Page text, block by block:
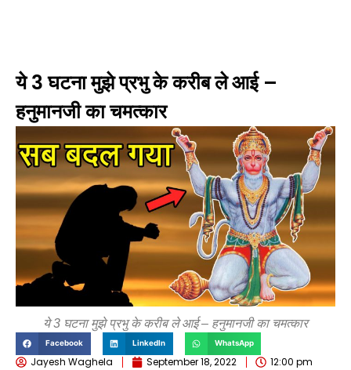
ये 3 घटना मुझे प्रभु के करीब ले आई –
हनुमानजी का चमत्कार
ये 3 घटना मुझे प्रभु के करीब ले आई – हनुमानजी का चमत्कार
Facebook LinkedIn WhatsApp
Jayesh Waghela September 18, 2022 12:00 pm